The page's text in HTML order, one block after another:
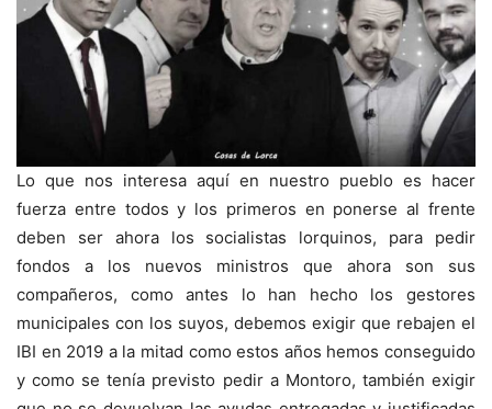
Lo que nos interesa aquí en nuestro pueblo es hacer
fuerza entre todos y los primeros en ponerse al frente
deben ser ahora los socialistas lorquinos, para pedir
fondos a los nuevos ministros que ahora son sus
compañeros, como antes lo han hecho los gestores
municipales con los suyos, debemos exigir que rebajen el
IBI en 2019 a la mitad como estos años hemos conseguido
y como se tenía previsto pedir a Montoro, también exigir